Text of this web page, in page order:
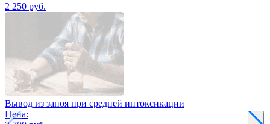
2 250 руб.
Вывод из запоя при средней интоксикации
Цена: